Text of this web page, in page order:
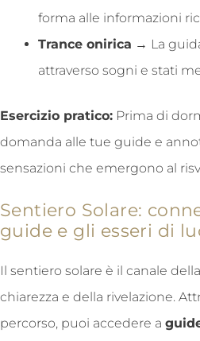
forma alle informazioni
Trance onirica → La
attraverso sogni e stati
Esercizio pratico: Prima di
domanda alle tue guide e
sensazioni che emergono al
Sentiero Solare:
guide e gli esseri di
Il sentiero solare è il canale
chiarezza e della rivelazione.
percorso, puoi accedere a